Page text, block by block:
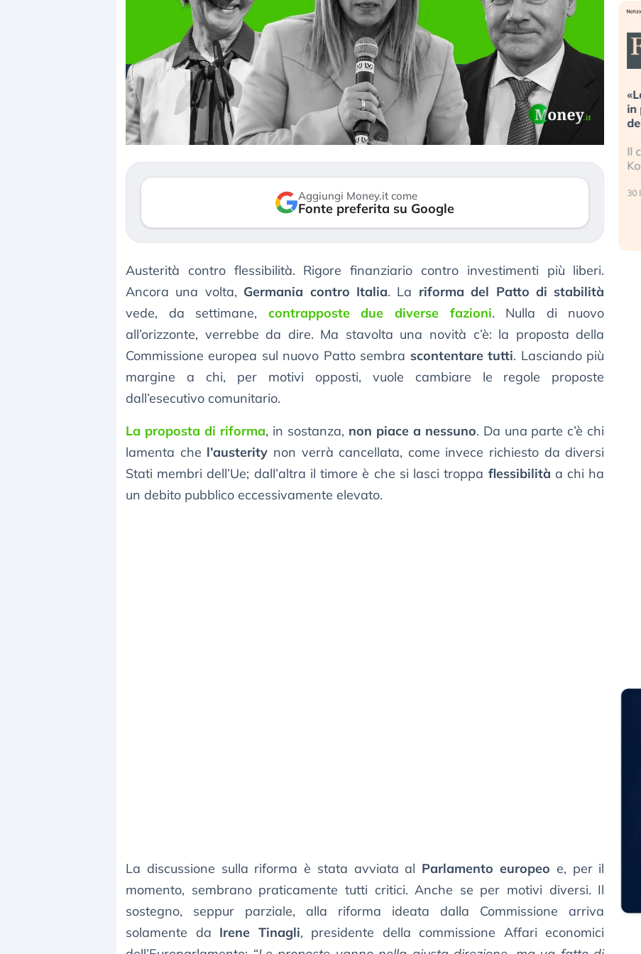
Aggiungi Money.it come
Fonte preferita su Google
Austerità contro flessibilità. Rigore finanziario contro investimenti più liberi.
Ancora una volta, Germania contro Italia. La riforma del Patto di stabilità
vede, da settimane, contrapposte due diverse fazioni. Nulla di nuovo
all’orizzonte, verrebbe da dire. Ma stavolta una novità c’è: la proposta della
Commissione europea sul nuovo Patto sembra scontentare tutti. Lasciando più
margine a chi, per motivi opposti, vuole cambiare le regole proposte
dall’esecutivo comunitario.
La proposta di riforma, in sostanza, non piace a nessuno. Da una parte c’è chi
lamenta che l’austerity non verrà cancellata, come invece richiesto da diversi
Stati membri dell’Ue; dall’altra il timore è che si lasci troppa flessibilità a chi ha
un debito pubblico eccessivamente elevato.
La discussione sulla riforma è stata avviata al Parlamento europeo e, per il
momento, sembrano praticamente tutti critici. Anche se per motivi diversi. Il
sostegno, seppur parziale, alla riforma ideata dalla Commissione arriva
solamente da Irene Tinagli, presidente della commissione Affari economici
Dalle valutazioni estreme alla
correzione. Cosa sta guidando il
repricing degli asset?
mostrando segni di stanchezza
verso le (…)
3 agosto 2026
«La mia
in preda
della
Il crollo
Kospi,
30 luglio